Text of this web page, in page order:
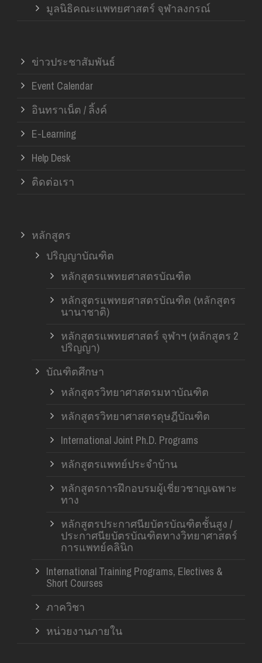
มูลนิธิคณะแพทยศาสตร์ จุฬาลงกรณ์
ข่าวประชาสัมพันธ์
Event Calendar
อินทราเน็ต / ลิ้งค์
E-Learning
Help Desk
ติดต่อเรา
หลักสูตร
ปริญญาบัณฑิต
หลักสูตรแพทยศาสตรบัณฑิต
หลักสูตรแพทยศาสตรบัณฑิต (หลักสูตร
นานาชาติ)
หลักสูตรแพทยศาสตร์ จุฬาฯ (หลักสูตร 2
ปริญญา)
บัณฑิตศึกษา
หลักสูตรวิทยาศาสตรมหาบัณฑิต
หลักสูตรวิทยาศาสตรดุษฎีบัณฑิต
International Joint Ph.D. Programs
หลักสูตรแพทย์ประจำบ้าน
หลักสูตรการฝึกอบรมผู้เชี่ยวชาญเฉพาะ
ทาง
หลักสูตรประกาศนียบัตรบัณฑิตชั้นสูง /
ประกาศนียบัตรบัณฑิตทางวิทยาศาสตร์
การแพทย์คลินิก
International Training Programs, Electives &
Short Courses
ภาควิชา
หน่วยงานภายใน